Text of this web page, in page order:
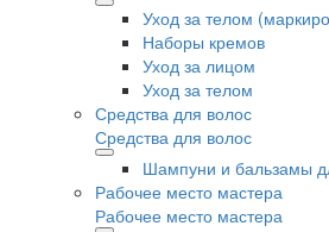
Уход за телом
Наборы кремов
Уход за лицом
Уход за телом
Средства для волос
Средства для волос
Шампуни и бальзамы
Рабочее место мастера
Рабочее место мастера